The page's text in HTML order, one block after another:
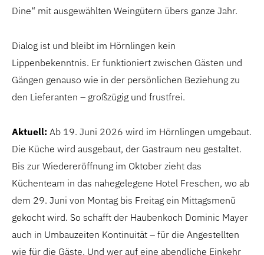
Dine“ mit ausgewählten Weingütern übers ganze Jahr.
Dialog ist und bleibt im Hörnlingen kein
Lippenbekenntnis. Er funktioniert zwischen Gästen und
Gängen genauso wie in der persönlichen Beziehung zu
den Lieferanten – großzügig und frustfrei.
Aktuell: Ab 19. Juni 2026 wird im Hörnlingen umgebaut.
Die Küche wird ausgebaut, der Gastraum neu gestaltet.
Bis zur Wiedereröffnung im Oktober zieht das
Küchenteam in das nahegelegene Hotel Freschen, wo ab
dem 29. Juni von Montag bis Freitag ein Mittagsmenü
gekocht wird. So schafft der Haubenkoch Dominic Mayer
auch in Umbauzeiten Kontinuität – für die Angestellten
wie für die Gäste. Und wer auf eine abendliche Einkehr